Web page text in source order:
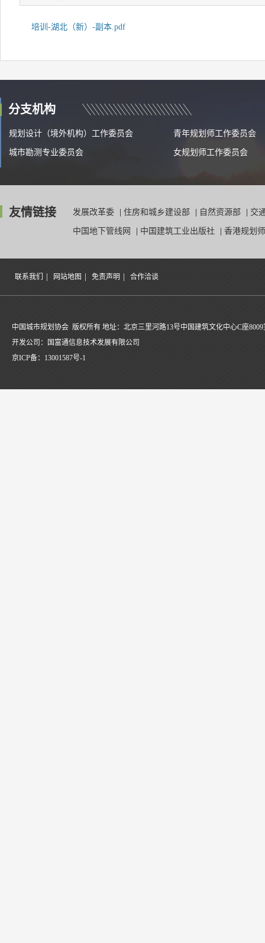
培训-湖北（新）-副本.pdf
分支机构
规划设计（境外机构）工作委员会 青年规划师工作委员会
城市勘测专业委员会 女规划师工作委员会
友情链接 发展改革委 住房和城乡建设部 自然资源部 交
中国地下管线网 中国建筑工业出版社 香港规划
联系我们 网站地图 免责声明 合作洽谈
中国城市规划协会 版权所有 地址：北京三里河路13号中国建筑文化中心C座8009
开发公司：国富通信息技术发展有限公司
京ICP备： 13001587号-1